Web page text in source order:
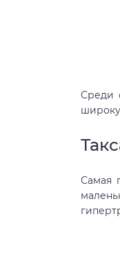
Среди
Самая